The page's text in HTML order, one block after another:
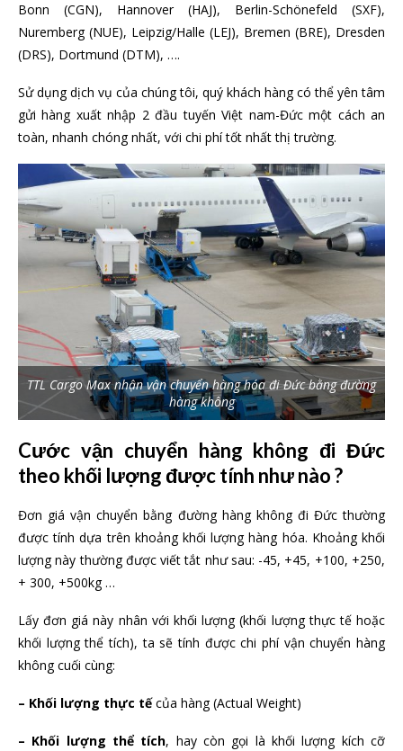
Bonn (CGN), Hannover (HAJ), Berlin-Schönefeld (SXF),
Nuremberg (NUE), Leipzig/Halle (LEJ), Bremen (BRE), Dresden
(DRS), Dortmund (DTM), ….
Sử dụng dịch vụ của chúng tôi, quý khách hàng có thể yên tâm
gửi hàng xuất nhập 2 đầu tuyến Việt nam-Đức một cách an
toàn, nhanh chóng nhất, với chi phí tốt nhất thị trường.
TTL Cargo Max nhận vận chuyển hàng hóa đi Đức bằng đường
hàng không
Cước vận chuyển hàng không đi Đức
theo khối lượng được tính như nào ?
Đơn giá vận chuyển bằng đường hàng không đi Đức thường
được tính dựa trên khoảng khối lượng hàng hóa. Khoảng khối
lượng này thường được viết tắt như sau: -45, +45, +100, +250,
+ 300, +500kg …
Lấy đơn giá này nhân với khối lượng (khối lượng thực tế hoặc
khối lượng thể tích), ta sẽ tính được chi phí vận chuyển hàng
không cuối cùng:
– Khối lượng thực tếcủa hàng (Actual Weight)
– Khối lượng thể tích, hay còn gọi là khối lượng kích cỡ